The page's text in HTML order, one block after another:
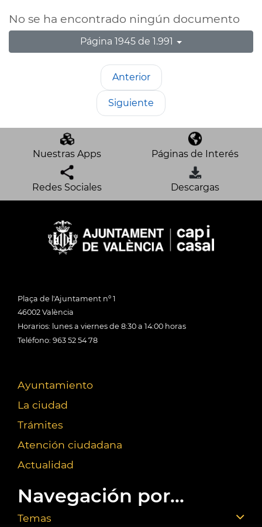
No se ha encontrado ningún documento
Página 1945 de 1.991
Anterior
Siguiente
Nuestras Apps Páginas de Interés
Redes Sociales Descargas
Plaça de l'Ajuntament nº 1
46002 València
Horarios: lunes a viernes de 8:30 a 14:00 horas
Teléfono: 963 52 54 78
Ayuntamiento
La ciudad
Trámites
Atención ciudadana
Actualidad
Navegación por...
Temas